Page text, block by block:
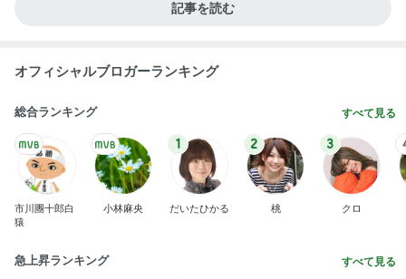
記事を読む
オフィシャルブロガーランキング
総合ランキング すべて見る
市川團十郎白
猿
小林麻央
1
だいたひかる
2
桃
3
クロ
急上昇ランキング すべて見る